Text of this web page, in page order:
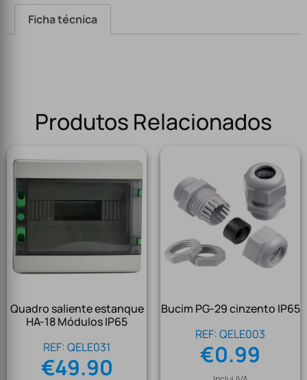
Ficha técnica
Produtos Relacionados
Quadro saliente estanque
HA-18 Módulos IP65
REF: QELE031
€49.90
Bucim PG-29 cinzento IP65
REF: QELE003
€0.99